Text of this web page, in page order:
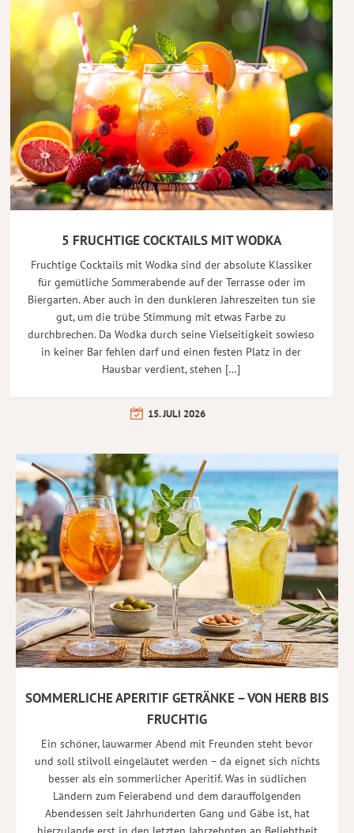
5 FRUCHTIGE COCKTAILS MIT WODKA
Fruchtige Cocktails mit Wodka sind der absolute Klassiker
für gemütliche Sommerabende auf der Terrasse oder im
Biergarten. Aber auch in den dunkleren Jahreszeiten tun sie
gut, um die trübe Stimmung mit etwas Farbe zu
durchbrechen. Da Wodka durch seine Vielseitigkeit sowieso
in keiner Bar fehlen darf und einen festen Platz in der
Hausbar verdient, stehen […]
15. JULI 2026
SOMMERLICHE APERITIF GETRÄNKE – VON HERB BIS
FRUCHTIG
Ein schöner, lauwarmer Abend mit Freunden steht bevor
und soll stilvoll eingeläutet werden – da eignet sich nichts
besser als ein sommerlicher Aperitif. Was in südlichen
Ländern zum Feierabend und dem darauffolgenden
Abendessen seit Jahrhunderten Gang und Gäbe ist, hat